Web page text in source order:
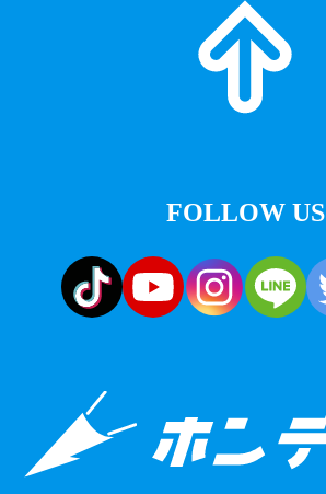
FOLLOW US